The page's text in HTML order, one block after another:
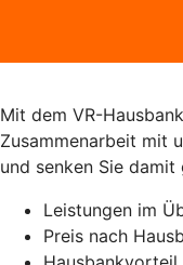
Mit dem VR-
Zusammenarbeit mit
und senken Sie
Leistungen im
Preis nach